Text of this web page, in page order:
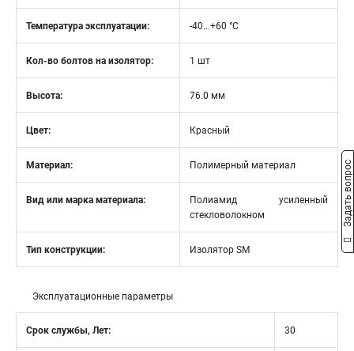
Температура эксплуатации: -40...+60 °C
Кол-во болтов на изолятор: 1 шт
Высота: 76.0 мм
Цвет: Красный
Материал: Полимерный материал
Вид или марка материала:
Полиамид усиленный
стекловолокном
Тип конструкции: Изолятор SM
Эксплуатационные параметры
Срок службы, Лет: 30
Задать вопрос